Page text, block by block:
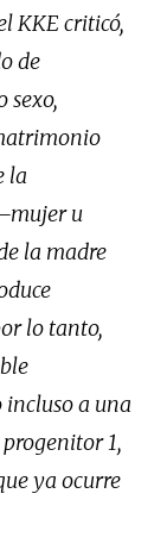
KKE criticó,
de
sexo,
la
u
la madre
lo tanto,
a una
1,
ya ocurre